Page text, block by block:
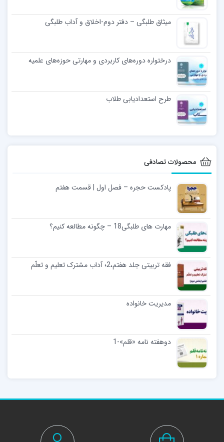
میثاق طلبگی – دفتر دوم-اخلاق و آداب طلبگی
درختواره دوره‌های کاربردی و مهارتی حوزه‌های علمیه
طرح استعدادیابی طلاب
محصولات تصادفی
پادکست حجره – فصل اول | قسمت هفتم
مهارت های طلبگی18 – چگونه مطالعه کنیم؟
فقه تربیتی جلد هفتم،2؛ آداب مشترک تعلیم و تعلّم
مديريت خانواده
دوهفته نامه «قلم»-1